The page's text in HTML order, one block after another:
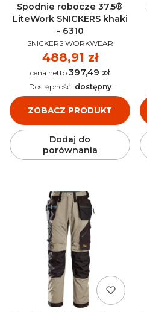
Spodnie robocze 37.5®
LiteWork SNICKERS khaki
- 6310
PRODUCENT
SNICKERS WORKWEAR
Cena
488,91 zł
Cena 397,49 zł
ZOBACZ PRODUKT
Dostępność: dostępny
Dodaj do
porównania